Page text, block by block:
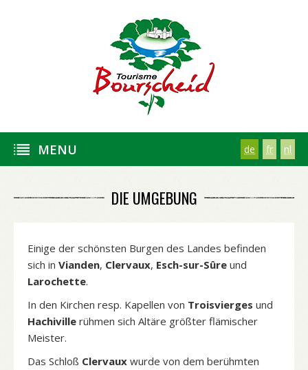
de fr nl
MENU
DIE UMGEBUNG
Einige der schönsten Burgen des Landes befinden
sich in Vianden, Clervaux, Esch-sur-Sûre und
Larochette.
In den Kirchen resp. Kapellen von Troisvierges und
Hachiville rühmen sich Altäre größter flämischer
Meister.
Das Schloß Clervaux wurde von dem berühmten